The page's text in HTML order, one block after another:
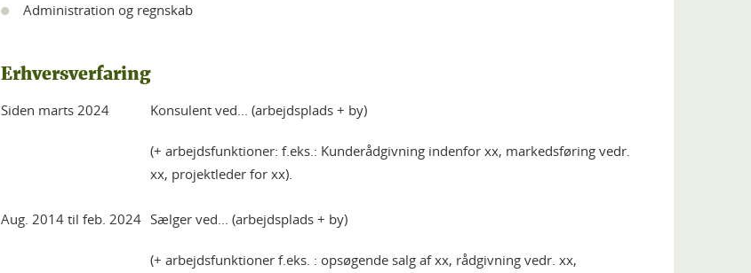
Administration og regnskab
Erhversverfaring
Siden marts 2024 Konsulent ved... (arbejdsplads + by)
(+ arbejdsfunktioner: f.eks.: Kunderådgivning indenfor xx, markedsføring vedr.
xx, projektleder for xx).
Aug. 2014 til feb. 2024 Sælger ved... (arbejdsplads + by)
(+ arbejdsfunktioner f.eks. : opsøgende salg af xx, rådgivning vedr. xx,